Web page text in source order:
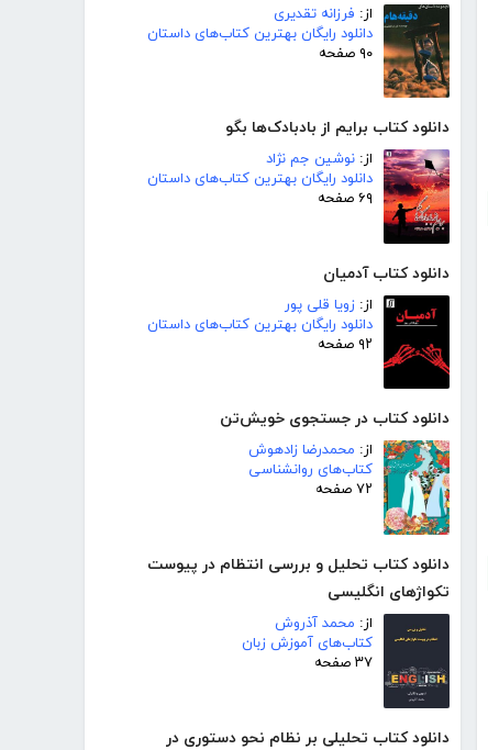
از: فرزانه تقدیری
دانلود رایگان بهترین کتاب‌های داستان
۹۰ صفحه
دانلود کتاب برایم از بادبادک‌ها بگو
از: نوشین جم نژاد
دانلود رایگان بهترین کتاب‌های داستان
۶۹ صفحه
دانلود کتاب آدمیان
از: زویا قلی پور
دانلود رایگان بهترین کتاب‌های داستان
۹۲ صفحه
دانلود کتاب در جستجوی خویش‌تن
از: محمدرضا زادهوش
کتاب‌های روانشناسی
۷۲ صفحه
دانلود کتاب تحلیل و بررسی انتظام در پیوست
تکواژهای انگلیسی
از: محمد آذروش
کتاب‌های آموزش زبان
۳۷ صفحه
دانلود کتاب تحلیلی بر نظام نحو دستوری در